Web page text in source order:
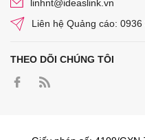
linhnt@ideaslink.vn
Liên hệ Quảng cáo:
THEO DÕI CHÚNG TÔI